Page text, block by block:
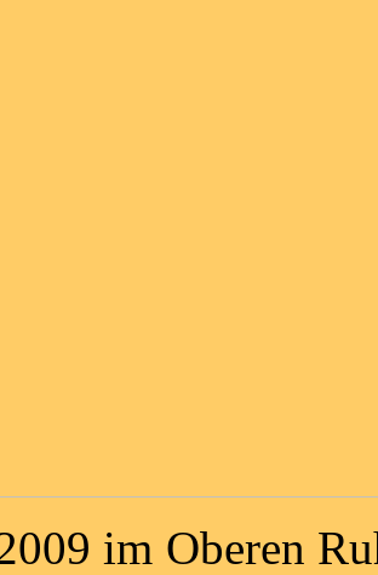
im Oberen